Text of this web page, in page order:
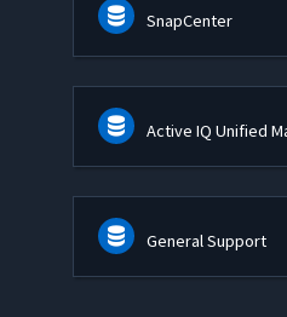
SnapCenter
Active IQ Unified
General Support